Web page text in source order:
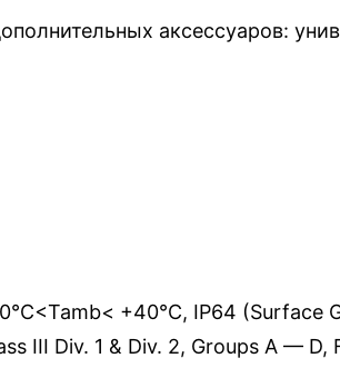
аксессуаров:
+40°C, IP64 (Surface
III Div. 1 & Div. 2, Groups A —